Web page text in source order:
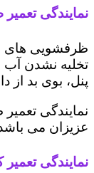
نمایندگی
ظرفشویی های
تخلیه نشدن
پنل، بوی بد
نمایندگی
عزیزان می
نمایندگی